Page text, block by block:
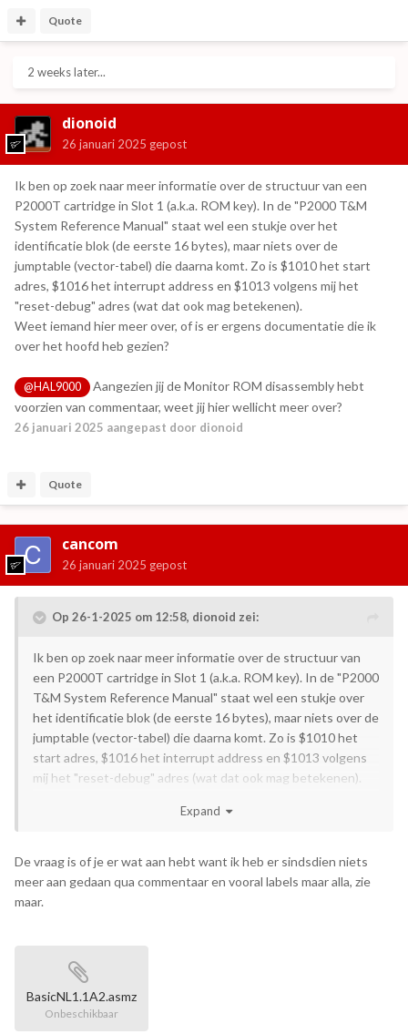
Quote
2 weeks later...
dionoid
26 januari 2025 gepost
Ik ben op zoek naar meer informatie over de structuur van een
P2000T cartridge in Slot 1 (a.k.a. ROM key). In de "P2000 T&M
System Reference Manual" staat wel een stukje over het
identificatie blok (de eerste 16 bytes), maar niets over de
jumptable (vector-tabel) die daarna komt. Zo is $1010 het start
adres, $1016 het interrupt address en $1013 volgens mij het
"reset-debug" adres (wat dat ook mag betekenen).
Weet iemand hier meer over, of is er ergens documentatie die ik
over het hoofd heb gezien?
@HAL9000
Aangezien jij de Monitor ROM disassembly hebt
voorzien van commentaar, weet jij hier wellicht meer over?
26 januari 2025 aangepast door dionoid
Quote
cancom
26 januari 2025 gepost
Op 26-1-2025 om 12:58, dionoid zei:
Ik ben op zoek naar meer informatie over de structuur van
een P2000T cartridge in Slot 1 (a.k.a. ROM key). In de "P2000
T&M System Reference Manual" staat wel een stukje over
het identificatie blok (de eerste 16 bytes), maar niets over de
jumptable (vector-tabel) die daarna komt. Zo is $1010 het
start adres, $1016 het interrupt address en $1013 volgens
mij het "reset-debug" adres (wat dat ook mag betekenen).
die ik over het hoofd heb gezien?
@HAL9000
Aangezien jij de Monitor ROM disassembly
hebt voorzien van commentaar, weet jij hier wellicht meer
over?
Expand
De vraag is of je er wat aan hebt want ik heb er sindsdien niets
meer aan gedaan qua commentaar en vooral labels maar alla, zie
maar.
BasicNL1.1A2.asmz
Onbeschikbaar